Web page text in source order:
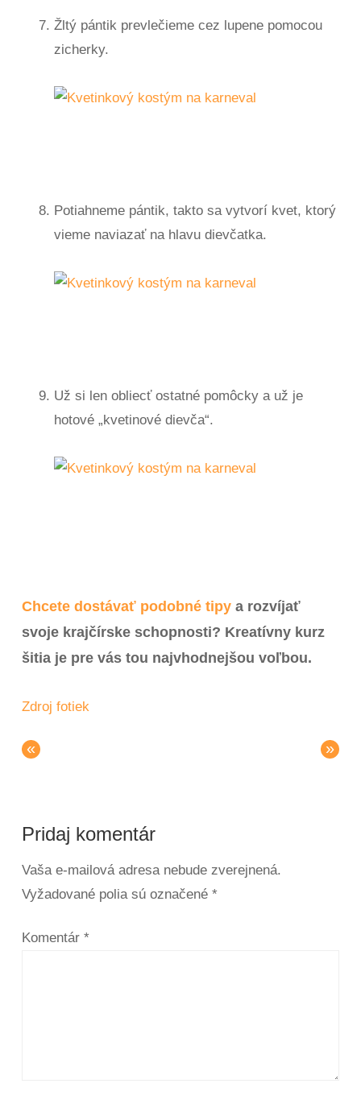
Žltý pántik prevlečieme cez lupene pomocou
zicherky.
Potiahneme pántik, takto sa vytvorí kvet, ktorý
vieme naviazať na hlavu dievčatka.
Už si len obliecť ostatné pomôcky a už je
hotové „kvetinové dievča“.
Chcete dostávať podobné tipy a rozvíjať
svoje krajčírske schopnosti? Kreatívny kurz
šitia je pre vás tou najvhodnejšou voľbou.
Zdroj fotiek
« »
Pridaj komentár
Vaša e-mailová adresa nebude zverejnená.
Vyžadované polia sú označené*
Komentár*